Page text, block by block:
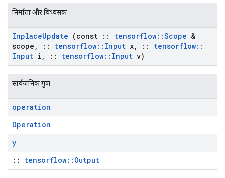
निर्माता और विध्वंसक
InplaceUpdate (const :: tensorflow::Scope &
scope , :: tensorflow:: Input x, :: tensorflow::
Input i , :: tensorflow:: Input v)
सार्वजनिक गुण
operation
Operation
y
:: tensorflow::Output